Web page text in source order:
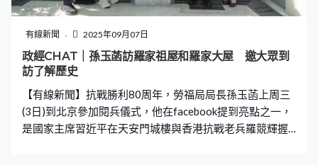
有線新聞 2025年09月07日
政經CHAT｜孫玉菡訪羅家祖屋和羅家大屋 邀大眾到
訪了解歷史
【有線新聞】抗戰勝利80周年，勞福局局長孫玉菡上周三
(3日)到北京參加閱兵儀式，他在facebook提到亮點之一，
是國家主席習近平在天安門城樓與香港抗戰老兵羅競輝握